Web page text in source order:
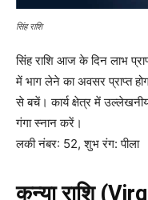
सिंह राशि
सिंह राशि आज के दिन लाभ
में भाग लेने का अवसर प्राप्त
से बचें। कार्य क्षेत्र में
गंगा स्नान करें।
लकी नंबर: 52, शुभ रंग: पीला
कन्या राशि